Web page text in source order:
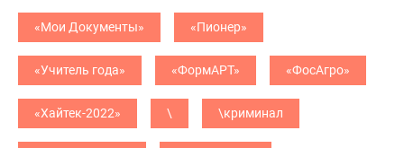
«Мои Документы» «Пионер»
«Учитель года» «ФормАРТ» «ФосАгро»
«Хайтек-2022» \ \криминал